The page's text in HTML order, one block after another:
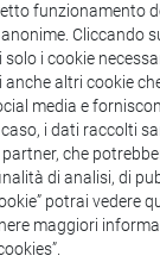
il
e incassare il
funzionamento
Cliccando
i cookie
altri cookie
media e
i dati raccolti
che
di analisi, di
potrai vedere
maggiori